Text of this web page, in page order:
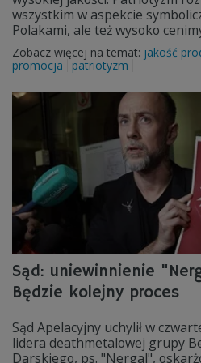
wszystkim w aspekcie
Polakami, ale też wysoko
Zobacz więcej na temat: jakość
promocja
patriotyzm
Sąd: uniewinnienie
Będzie kolejny proces
Sąd Apelacyjny uchylił w
lidera deathmetalowej grupy
Darskiego, ps. "Nergal",